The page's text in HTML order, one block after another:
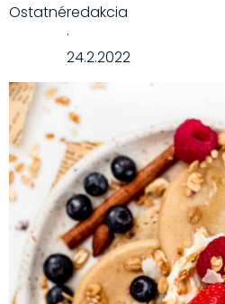
Ostatnéredakcia
·
24.2.2022